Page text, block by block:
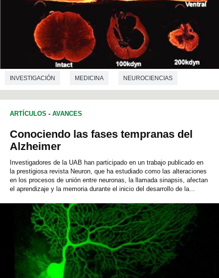
INVESTIGACIÓN MEDICINA NEUROCIENCIAS
ARTÍCULOS - AVANCES
Conociendo las fases tempranas del
Alzheimer
Investigadores de la UAB han participado en un trabajo publicado en
la prestigiosa revista Neuron, que ha estudiado como las alteraciones
en los procesos de unión entre neuronas, la llamada sinapsis, afectan
el aprendizaje y la memoria durante el inicio del desarrollo de la...